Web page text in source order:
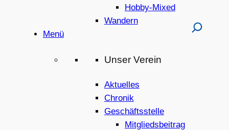
Hobby-Mixed
Wandern
Menü
Unser Verein
Aktuelles
Chronik
Geschäftsstelle
Mitgliedsbeitrag